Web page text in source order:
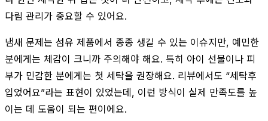
다림 관리가 중요할 수 있어요.
냄새 문제는 섬유 제품에서 종종 생길 수 있는 이슈지만, 예민한
분에게는 체감이 크니까 주의해야 해요. 특히 아이 선물이나 피
부가 민감한 분에게는 첫 세탁을 권장해요. 리뷰에서도 “세탁후
입었어요”라는 표현이 있었는데, 이런 방식이 실제 만족도를 높
이는 데 도움이 되는 편이에요.